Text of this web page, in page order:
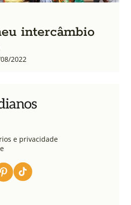
intercâmbio
2022
e privacidade